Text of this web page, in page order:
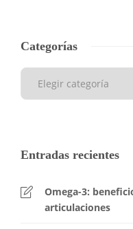
Categorías
Entradas recientes
Omega-3:
articulaciones